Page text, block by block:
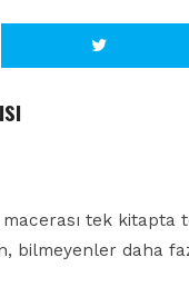
tek kitapta
bilmeyenler daha